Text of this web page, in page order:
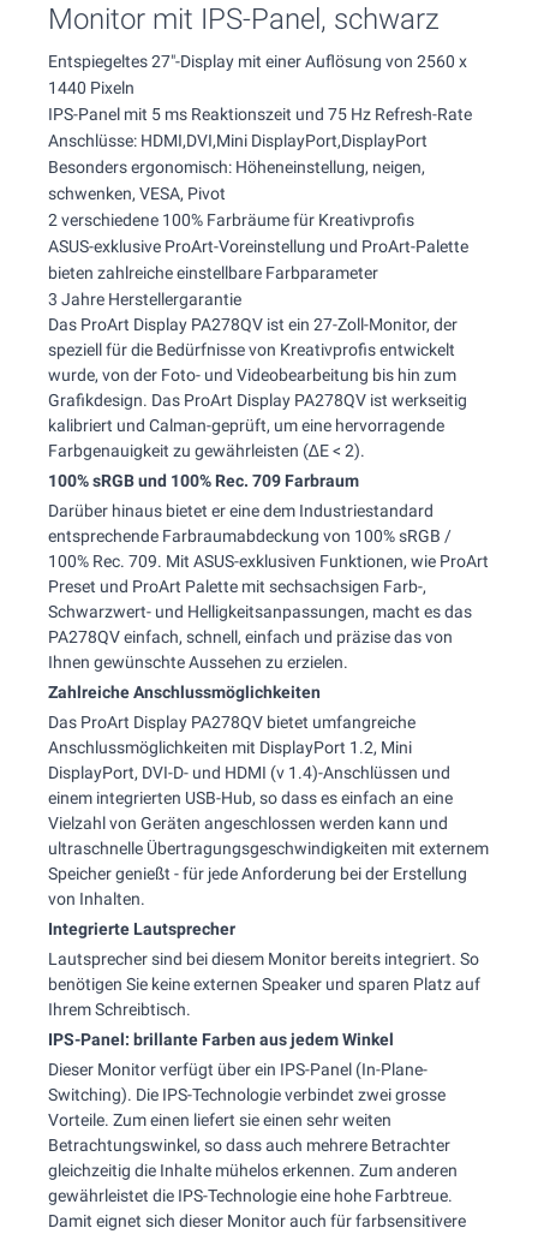
Monitor mit IPS-Panel, schwarz
Entspiegeltes 27"-Display mit einer Auflösung von 2560 x
1440 Pixeln
IPS-Panel mit 5 ms Reaktionszeit und 75 Hz Refresh-Rate
Anschlüsse: HDMI,DVI,Mini DisplayPort,DisplayPort
Besonders ergonomisch: Höheneinstellung, neigen,
schwenken, VESA, Pivot
2 verschiedene 100% Farbräume für Kreativprofis
ASUS-exklusive ProArt-Voreinstellung und ProArt-Palette
bieten zahlreiche einstellbare Farbparameter
3 Jahre Herstellergarantie
Das ProArt Display PA278QV ist ein 27-Zoll-Monitor, der
speziell für die Bedürfnisse von Kreativprofis entwickelt
wurde, von der Foto- und Videobearbeitung bis hin zum
Grafikdesign. Das ProArt Display PA278QV ist werkseitig
kalibriert und Calman-geprüft, um eine hervorragende
Farbgenauigkeit zu gewährleisten (∆E < 2).
100% sRGB und 100% Rec. 709 Farbraum
Darüber hinaus bietet er eine dem Industriestandard
entsprechende Farbraumabdeckung von 100% sRGB /
100% Rec. 709. Mit ASUS-exklusiven Funktionen, wie ProArt
Preset und ProArt Palette mit sechsachsigen Farb-,
Schwarzwert- und Helligkeitsanpassungen, macht es das
PA278QV einfach, schnell, einfach und präzise das von
Ihnen gewünschte Aussehen zu erzielen.
Zahlreiche Anschlussmöglichkeiten
Das ProArt Display PA278QV bietet umfangreiche
Anschlussmöglichkeiten mit DisplayPort 1.2, Mini
DisplayPort, DVI-D- und HDMI (v 1.4)-Anschlüssen und
einem integrierten USB-Hub, so dass es einfach an eine
Vielzahl von Geräten angeschlossen werden kann und
ultraschnelle Übertragungsgeschwindigkeiten mit externem
Speicher genießt - für jede Anforderung bei der Erstellung
von Inhalten.
Integrierte Lautsprecher
Lautsprecher sind bei diesem Monitor bereits integriert. So
benötigen Sie keine externen Speaker und sparen Platz auf
Ihrem Schreibtisch.
IPS-Panel: brillante Farben aus jedem Winkel
Dieser Monitor verfügt über ein IPS-Panel (In-Plane-
Switching). Die IPS-Technologie verbindet zwei grosse
Vorteile. Zum einen liefert sie einen sehr weiten
Betrachtungswinkel, so dass auch mehrere Betrachter
gleichzeitig die Inhalte mühelos erkennen. Zum anderen
gewährleistet die IPS-Technologie eine hohe Farbtreue.
Damit eignet sich dieser Monitor auch für farbsensitivere